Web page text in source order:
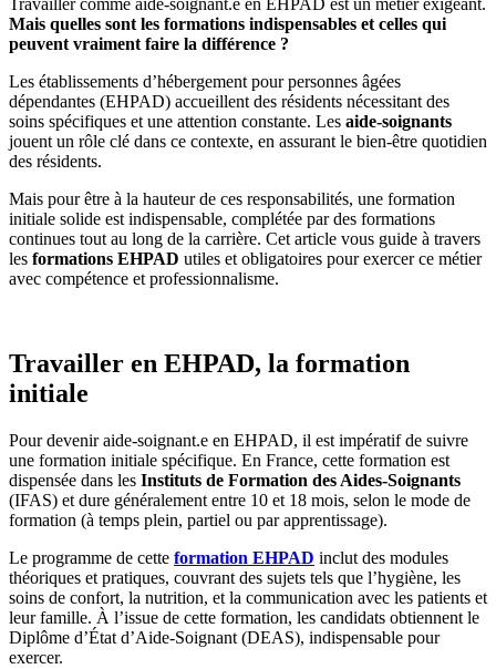
Travailler comme aide-soignant.e en EHPAD est un métier exigeant.
Mais quelles sont les formations indispensables et celles qui
peuvent vraiment faire la différence ?
Les établissements d’hébergement pour personnes âgées
dépendantes (EHPAD) accueillent des résidents nécessitant des
soins spécifiques et une attention constante. Les aide-soignants
jouent un rôle clé dans ce contexte, en assurant le bien-être quotidien
des résidents.
Mais pour être à la hauteur de ces responsabilités, une formation
initiale solide est indispensable, complétée par des formations
continues tout au long de la carrière. Cet article vous guide à travers
les formations EHPAD utiles et obligatoires pour exercer ce métier
avec compétence et professionnalisme.
Travailler en EHPAD, la formation
initiale
Pour devenir aide-soignant.e en EHPAD, il est impératif de suivre
une formation initiale spécifique. En France, cette formation est
dispensée dans les Instituts de Formation des Aides-Soignants
(IFAS) et dure généralement entre 10 et 18 mois, selon le mode de
formation (à temps plein, partiel ou par apprentissage).
Le programme de cette formation EHPAD inclut des modules
théoriques et pratiques, couvrant des sujets tels que l’hygiène, les
soins de confort, la nutrition, et la communication avec les patients et
leur famille. À l’issue de cette formation, les candidats obtiennent le
Diplôme d’État d’Aide-Soignant (DEAS), indispensable pour
exercer.